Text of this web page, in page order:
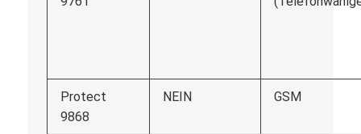
Protect
9868
NEIN GSM